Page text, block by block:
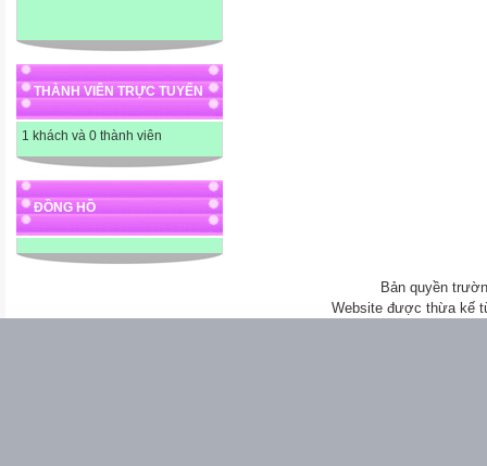
THÀNH VIÊN TRỰC TUYẾN
1 khách và 0 thành viên
ĐỒNG HỒ
Bản quyền
Website được thừa kế